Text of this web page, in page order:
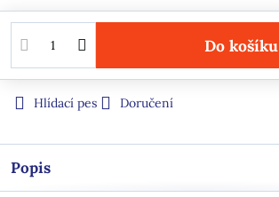
Do košíku
Hlídací pes Doručení
Popis